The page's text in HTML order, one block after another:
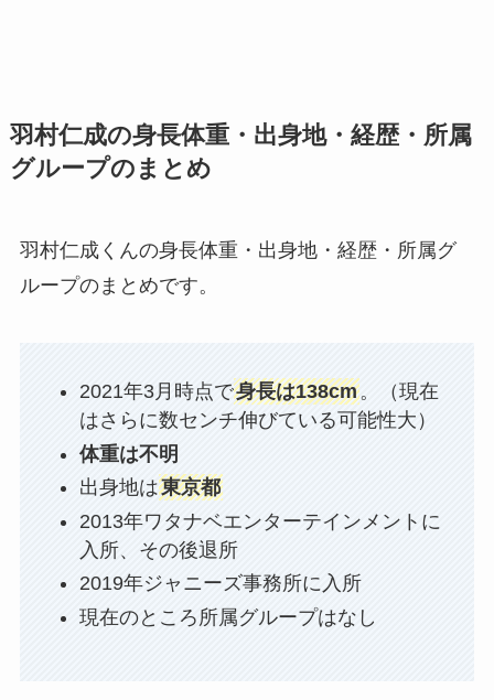
羽村仁成の身長体重・出身地・経歴・所属
グループのまとめ
羽村仁成くんの身長体重・出身地・経歴・所属グ
ループのまとめです。
2021年3月時点で身長は138cm。（現在
はさらに数センチ伸びている可能性大）
体重は不明
出身地は東京都
2013年ワタナベエンターテインメントに
入所、その後退所
2019年ジャニーズ事務所に入所
現在のところ所属グループはなし